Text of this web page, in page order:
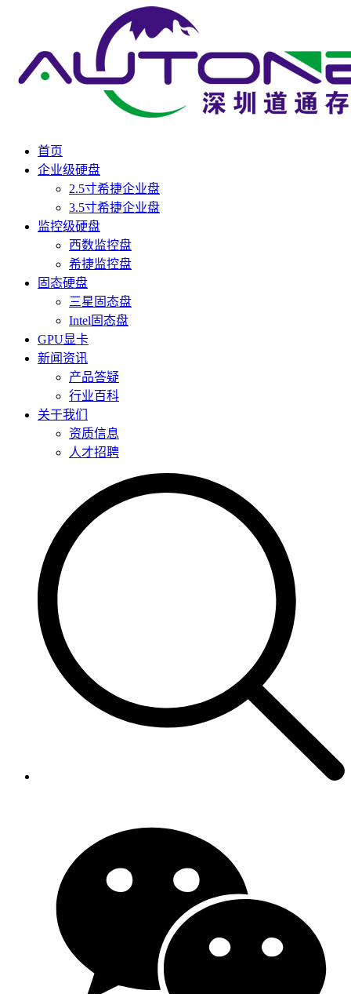
首页
企业级硬盘
2.5寸希捷企业盘
3.5寸希捷企业盘
监控级硬盘
西数监控盘
希捷监控盘
固态硬盘
三星固态盘
Intel固态盘
GPU显卡
新闻资讯
产品答疑
行业百科
关于我们
资质信息
人才招聘